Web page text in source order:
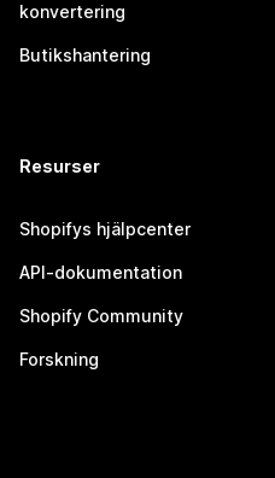
konvertering
Butikshantering
Resurser
Shopifys hjälpcenter
API-dokumentation
Shopify Community
Forskning